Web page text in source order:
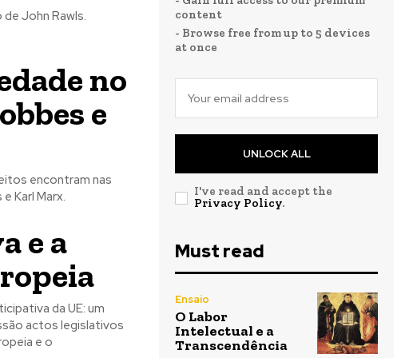
John Rawls.
no
e
encontram nas
Karl Marx.
e a
da UE: um
actos legislativos
e o
content
- Browse free from up to 5 devices
at once
UNLOCK ALL
I've read and accept the
Privacy Policy.
Must read
Ensaio
O Labor
Intelectual e a
Transcendência